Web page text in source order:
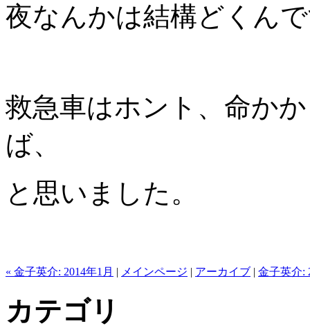
夜なんかは結構どくん
救急車はホント、命か
ば、
と思いました。
« 金子英介: 2014年1月 | メインページ | アーカイブ | 金子英介:
カテゴリ